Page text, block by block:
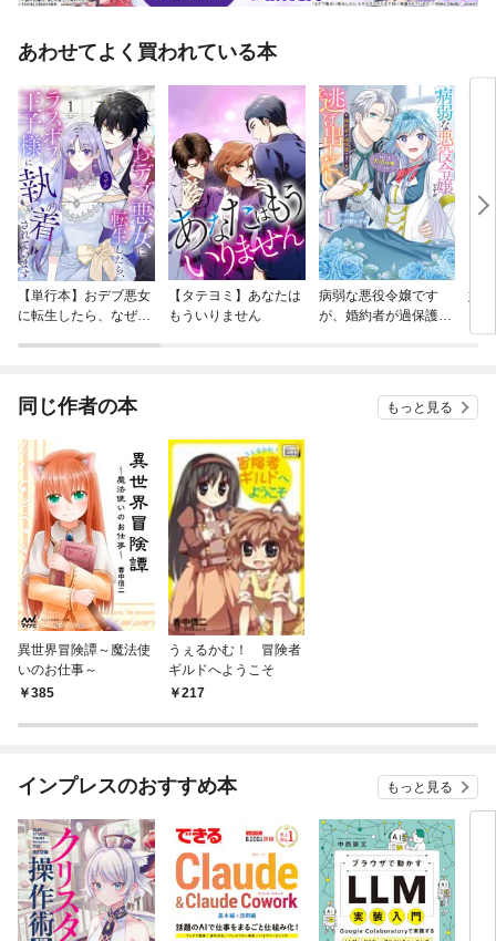
あわせてよく買われている本
【単行本】おデブ悪女
に転生したら、なぜか
【タテヨミ】あなたは
もういりません
病弱な悪役令嬢です
が、婚約者が過保護す
妹
同じ作者の本 もっと見る
異世界冒険譚～魔法使
いのお仕事～
385
うぇるかむ！ 冒険者
ギルドへようこそ
217
インプレスのおすすめ本 もっと見る